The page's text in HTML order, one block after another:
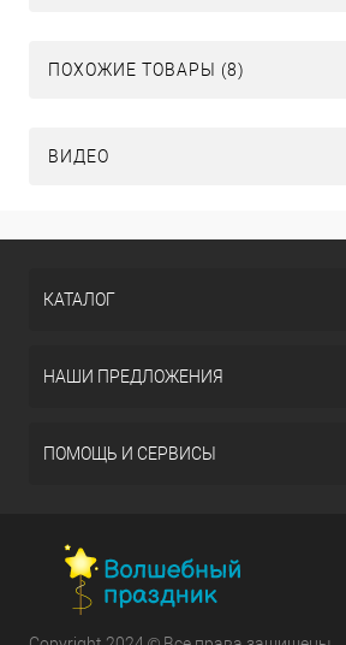
ПОХОЖИЕ ТОВАРЫ (8)
ВИДЕО
КАТАЛОГ
НАШИ ПРЕДЛОЖЕНИЯ
ПОМОЩЬ И СЕРВИСЫ